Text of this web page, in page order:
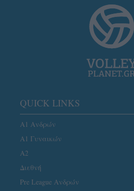
QUICK LINKS
Α1 Ανδρών
Α1 Γυναικών
A2
Διεθνή
Pre League Ανδρών